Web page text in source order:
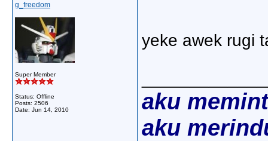
g_freedom
Super Member
Status: Offline
Posts: 2506
Date: Jun 14, 2010
yeke awek rugi
aku
aku